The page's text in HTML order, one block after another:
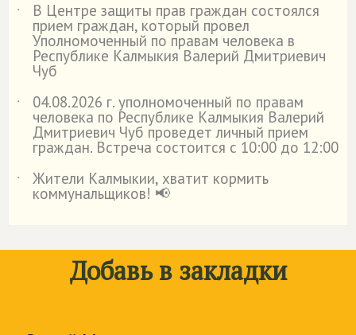
˙
В Центре защиты прав граждан состоялся
прием граждан, который провел
Уполномоченный по правам человека в
Республике Калмыкия Валерий Дмитриевич
Чуб
˙
04.08.2026 г. уполномоченный по правам
человека по Республике Калмыкия Валерий
Дмитриевич Чуб проведет личный прием
граждан. Встреча состоится с 10:00 до 12:00
˙
Жители Калмыкии, хватит кормить
коммунальщиков! 📢
Добавь в закладки